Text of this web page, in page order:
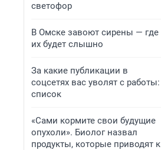
светофор
В Омске завоют сирены — где
их будет слышно
За какие публикации в
соцсетях вас уволят с работы:
список
«Сами кормите свои будущие
опухоли». Биолог назвал
продукты, которые приводят к